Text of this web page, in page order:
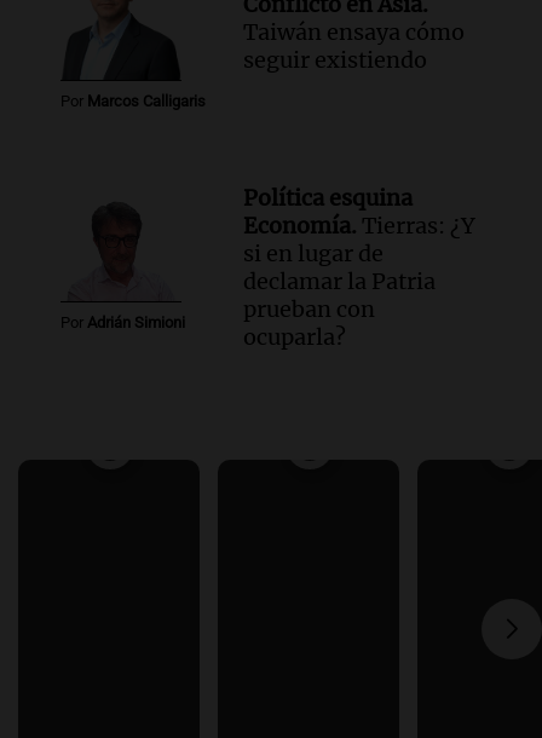
Por Marcos Calligaris
Taiwán ensaya cómo
seguir existiendo
Por Adrián Simioni
Política esquina
Economía. Tierras: ¿Y
si en lugar de
declamar la Patria
prueban con
ocuparla?